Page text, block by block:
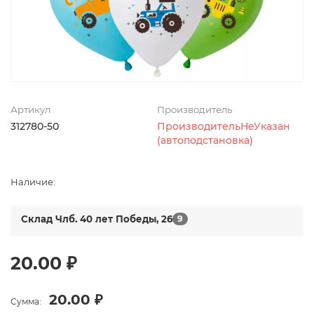
Артикул
312780-50
Производитель
ПроизводительНеУказан
(автоподстановка)
Наличие:
Склад Члб. 40 лет Победы, 26 9
20.00 ₽
Сумма: 20.00 ₽